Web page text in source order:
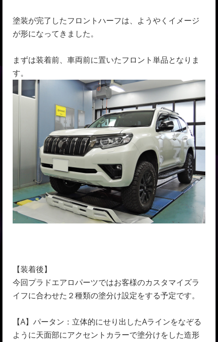
塗装が完了したフロントハーフは、ようやくイメージ
が形になってきました。
まずは装着前、車両前に置いたフロント単品となりま
す。
【装着後】
今回プラドエアロパーツではお客様のカスタマイズラ
イフに合わせた２種類の塗分け設定をする予定です。
【A】パータン：立体的にせり出したAラインをなぞる
ように天面部にアクセントカラーで塗分けをした造形